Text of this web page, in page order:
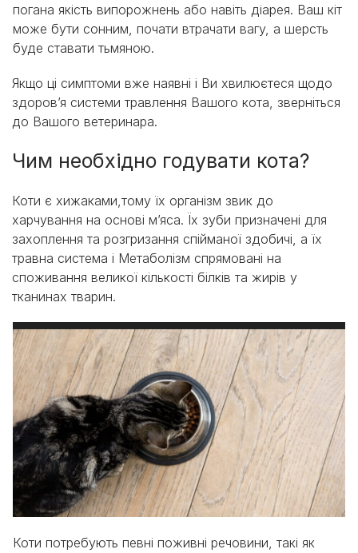
погана якість випорожнень або навіть діарея. Ваш кіт
може бути сонним, почати втрачати вагу, а шерсть
буде ставати тьмяною.
Якщо ці симптоми вже наявні і Ви хвилюєтеся щодо
здоров’я системи травлення Вашого кота, зверніться
до Вашого ветеринара.
Чим необхідно годувати кота?
Коти є хижаками,тому їх організм звик до
харчування на основі м’яса. Їх зуби призначені для
захоплення та розгризання спійманої здобичі, а їх
травна система і Метаболізм спрямовані на
споживання великої кількості білків та жирів у
тканинах тварин.
Коти потребують певні поживні речовини, такі як